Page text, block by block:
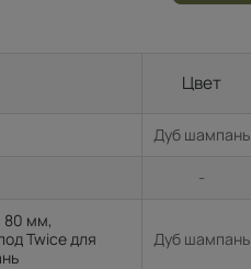
Цвет
Дуб шампань
-
80 мм,
Twice для
Дуб шампань